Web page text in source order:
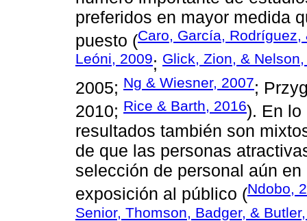
preferidos en mayor medida
puesto (Caro, García,
Leóni, 2009; Glick, Zion, &
2005; Ng & Wiesner, 2007;
2010; Rice & Barth, 2016). En lo
resultados también son
de que las personas
selección de personal aún
exposición al público (Ndobo,
Senior, Thomson, Badger, &